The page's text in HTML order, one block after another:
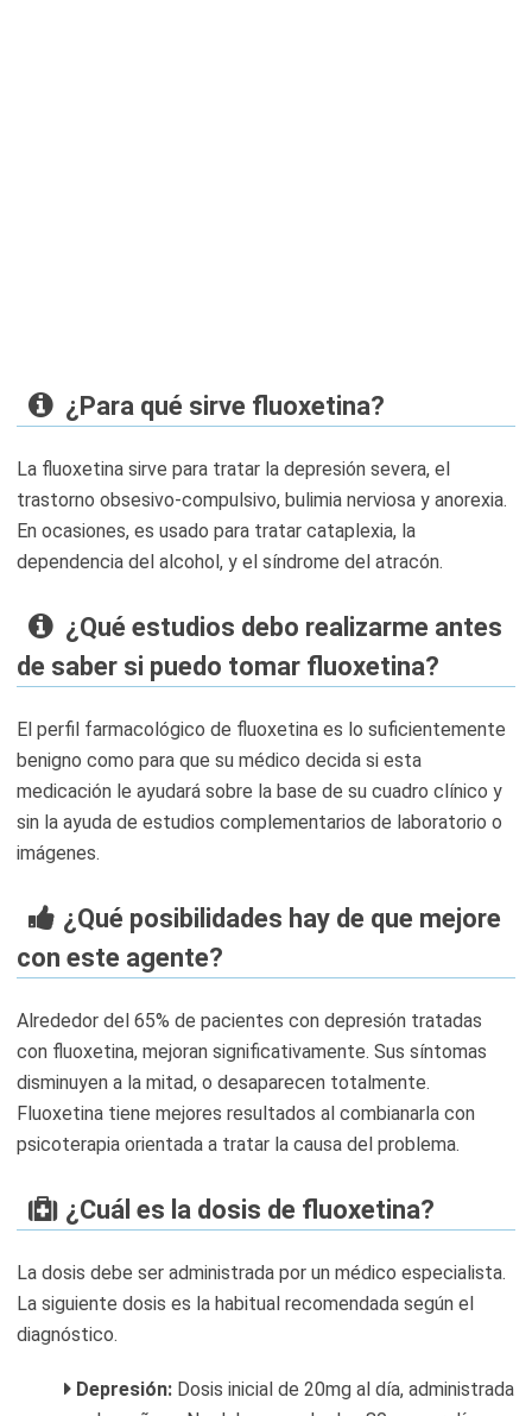
¿Para qué sirve fluoxetina?
La fluoxetina sirve para tratar la depresión severa, el
trastorno obsesivo-compulsivo, bulimia nerviosa y anorexia​.
En ocasiones, es usado para tratar cataplexia, la
dependencia del alcohol, y el síndrome del atracón.
¿Qué estudios debo realizarme antes
de saber si puedo tomar fluoxetina?
El perfil farmacológico de fluoxetina es lo suficientemente
benigno como para que su médico decida si esta
medicación le ayudará sobre la base de su cuadro clínico y
sin la ayuda de estudios complementarios de laboratorio o
imágenes.
¿Qué posibilidades hay de que mejore
con este agente?
Alrededor del 65% de pacientes con depresión tratadas
con fluoxetina, mejoran significativamente. Sus síntomas
disminuyen a la mitad, o desaparecen totalmente.
Fluoxetina tiene mejores resultados al combianarla con
psicoterapia orientada a tratar la causa del problema.
¿Cuál es la dosis de fluoxetina?
La dosis debe ser administrada por un médico especialista.
La siguiente dosis es la habitual recomendada según el
diagnóstico.
Depresión: Dosis inicial de 20mg al día, administrada